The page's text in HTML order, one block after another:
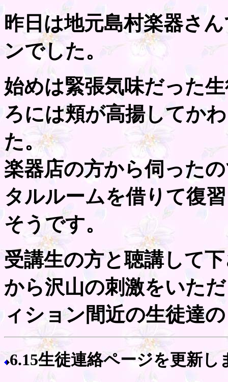
昨日は地元島村楽器さ
ンでした。
始めは緊張気味だった
ろには頬が高揚してか
た。
楽器店の方から伺った
タルルームを借りて復
そうです。
受講生の方と聴講して
から沢山の刺激をいた
ィション間近の生徒達
6.15生徒連絡ページを更新し